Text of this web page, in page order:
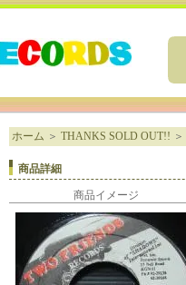
ホーム ＞ THANKS SOLD OUT!! ＞
商品詳細
商品イメージ